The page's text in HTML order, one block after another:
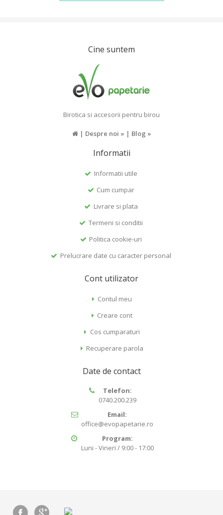
Cine suntem
Birotica si accesorii pentru birou
| Despre noi » | Blog »
Informatii
Informatii utile
Cum cumpar
Livrare si plata
Termeni si conditii
Politica cookie-uri
Prelucrare date cu caracter personal
Cont utilizator
Contul meu
Creare cont
Cos cumparaturi
Recuperare parola
Date de contact
Telefon:
0740.200.239
Email:
office@evopapetarie.ro
Program:
Luni - Vineri / 9:00 - 17:00